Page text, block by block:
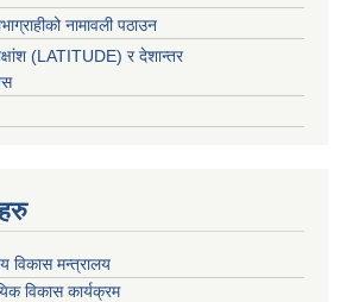
नामावली पठाउन
(LATITUDE) र देशान्तर
विकास मन्त्रालय
विकास कार्यक्रम